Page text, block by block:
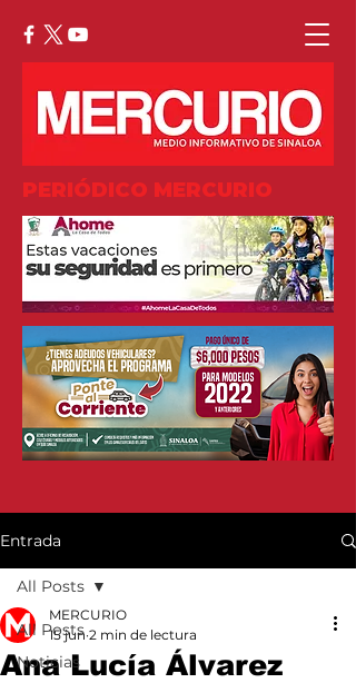
PERIÓDICO MERCURIO
Entrada
All Posts
Noticias
All Posts
Ana Lucía Álvarez
MERCURIO
15 jun 2 min de lectura